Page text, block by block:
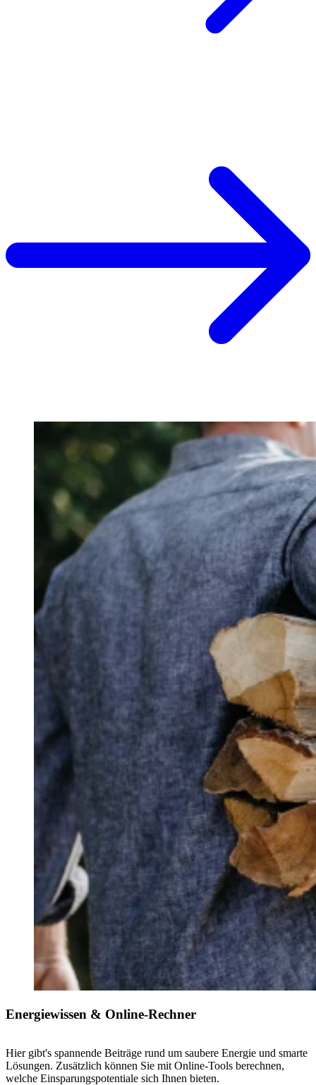
Energiewissen & Online-Rechner
Hier gibt's spannende Beiträge rund um saubere Energie und smarte
Lösungen. Zusätzlich können Sie mit Online-Tools berechnen,
welche Einsparungspotentiale sich Ihnen bieten.